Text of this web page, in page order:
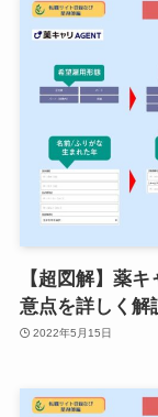
【超図解】薬
意点を詳しく解
2022年5月15日